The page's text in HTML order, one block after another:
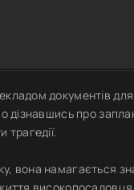
документів
дізнавшись про
вона намагається